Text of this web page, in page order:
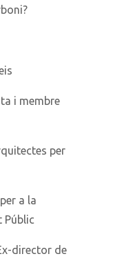
i membre
per
a la
Públic
director de